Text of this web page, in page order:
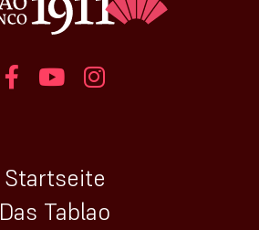
Startseite
Das Tablao